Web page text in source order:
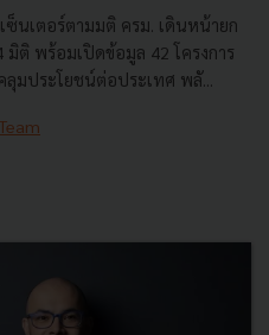
ซ็นเตอร์ตามมติ ครม. เดินหน้ายก
มิติ พร้อมเปิดข้อมูล 42 โครงการ
มประโยชน์ต่อประเทศ พลั...